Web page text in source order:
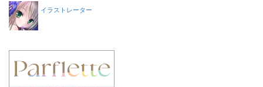
イラストレーター